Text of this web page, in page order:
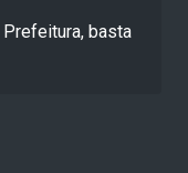
basta